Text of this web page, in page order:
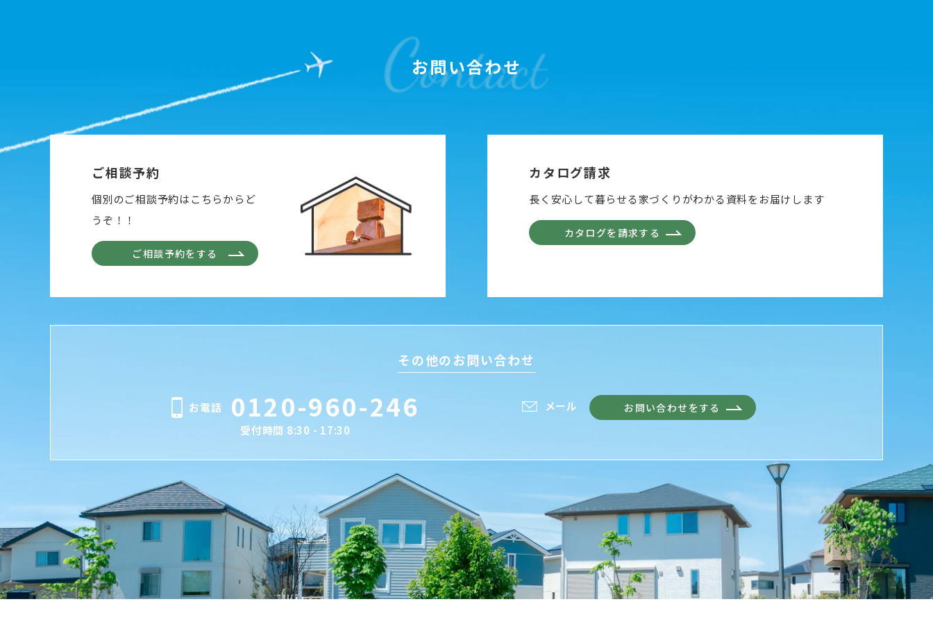
お問い合わせ
ご相談予約
個別のご相談予約はこちらからど
うぞ！！
ご相談予約をする
カタログ請求
長く安心して暮らせる家づくりがわかる資料をお届けします
カタログを請求する
その他のお問い合わせ
お電話 0120-960-246
受付時間 8:30 - 17:30
メール お問い合わせをする